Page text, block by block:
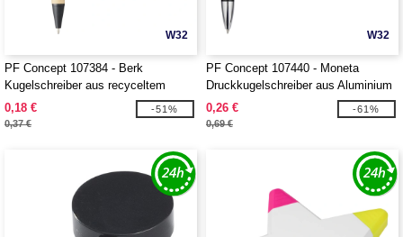
W32
PF Concept 107384 - Berk
Kugelschreiber aus recyceltem
Karton und Mais
0,18 €
0,37 €
-51%
W32
PF Concept 107440 - Moneta
Druckkugelschreiber aus Aluminium
0,26 €
0,69 €
-61%